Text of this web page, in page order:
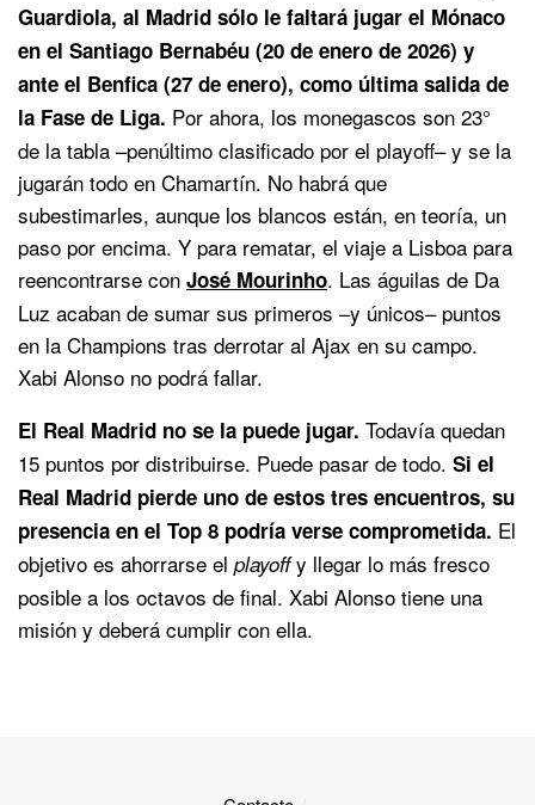
Guardiola, al Madrid sólo le faltará jugar el Mónaco
en el Santiago Bernabéu (20 de enero de 2026) y
ante el Benfica (27 de enero), como última salida de
la Fase de Liga. Por ahora, los monegascos son 23°
de la tabla –penúltimo clasificado por el playoff– y se la
jugarán todo en Chamartín. No habrá que
subestimarles, aunque los blancos están, en teoría, un
paso por encima. Y para rematar, el viaje a Lisboa para
reencontrarse con José Mourinho. Las águilas de Da
Luz acaban de sumar sus primeros –y únicos– puntos
en la Champions tras derrotar al Ajax en su campo.
Xabi Alonso no podrá fallar.
El Real Madrid no se la puede jugar. Todavía quedan
15 puntos por distribuirse. Puede pasar de todo. Si el
Real Madrid pierde uno de estos tres encuentros, su
presencia en el Top 8 podría verse comprometida. El
objetivo es ahorrarse el playoffy llegar lo más fresco
posible a los octavos de final. Xabi Alonso tiene una
misión y deberá cumplir con ella.